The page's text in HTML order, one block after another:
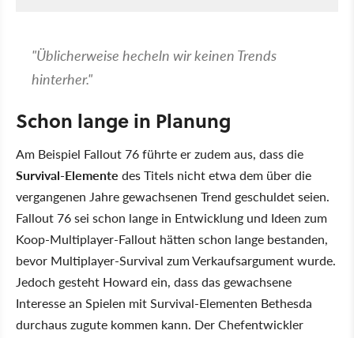
"Üblicherweise hecheln wir keinen Trends
hinterher."
Schon lange in Planung
Am Beispiel Fallout 76 führte er zudem aus, dass die
Survival-Elemente des Titels nicht etwa dem über die
vergangenen Jahre gewachsenen Trend geschuldet seien.
Fallout 76 sei schon lange in Entwicklung und Ideen zum
Koop-Multiplayer-Fallout hätten schon lange bestanden,
bevor Multiplayer-Survival zum Verkaufsargument wurde.
Jedoch gesteht Howard ein, dass das gewachsene
Interesse an Spielen mit Survival-Elementen Bethesda
durchaus zugute kommen kann. Der Chefentwickler